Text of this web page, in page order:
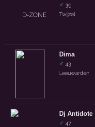
♂ 39
Twijzel
Dima
♂ 43
Leeuwarden
Dj Antidote
♂ 47